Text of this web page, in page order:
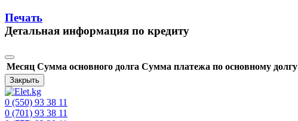
Печать
Детальная информация по кредиту
Месяц Сумма основного долга Сумма платежа по основному долгу
Закрыть
0 (550) 93 38 11
0 (701) 93 38 11